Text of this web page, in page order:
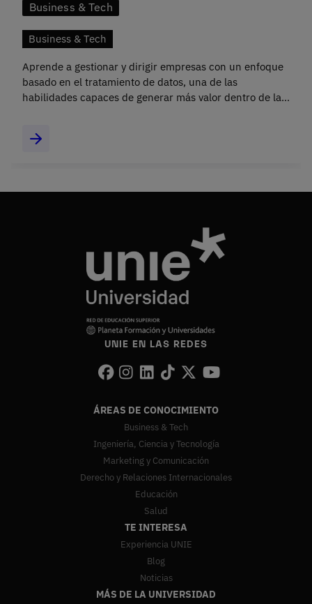
Business & Tech
Business & Tech
Aprende a gestionar y dirigir empresas con un enfoque
basado en el tratamiento de datos, una de las
habilidades capaces de generar más valor dentro de las
UNIE EN LAS REDES
ÁREAS DE CONOCIMIENTO
Business & Tech
Ingeniería, Ciencia y Tecnología
Marketing y Comunicación
Derecho y Relaciones Internacionales
Educación
Salud
TE INTERESA
Experiencia UNIE
Blog
Noticias
MÁS DE LA UNIVERSIDAD